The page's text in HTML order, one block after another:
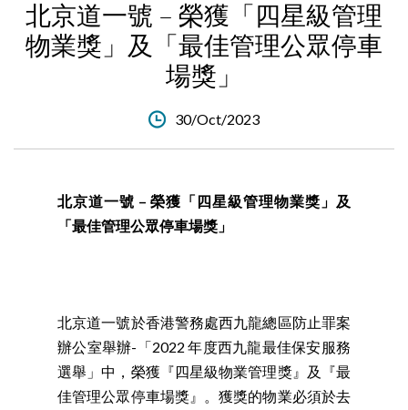
北京道一號 – 榮獲「四星級管理
物業獎」及「最佳管理公眾停車
場獎」
30/Oct/2023
北京道一號 – 榮獲「四星級管理物業獎」及
「最佳管理公眾停車場獎」
北京道一號於香港警務處西九龍總區防止罪案
辦公室舉辦-「2022 年度西九龍最佳保安服務
選舉」中，榮獲『四星級物業管理獎』及『最
佳管理公眾停車場獎』。獲獎的物業必須於去